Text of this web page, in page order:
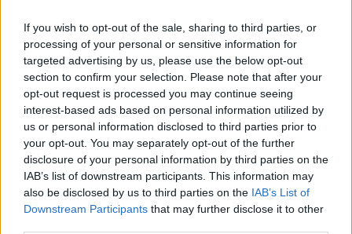
If you wish to opt-out of the sale, sharing to third parties, or
processing of your personal or sensitive information for
targeted advertising by us, please use the below opt-out
section to confirm your selection. Please note that after your
opt-out request is processed you may continue seeing
interest-based ads based on personal information utilized by
us or personal information disclosed to third parties prior to
your opt-out. You may separately opt-out of the further
disclosure of your personal information by third parties on the
IAB’s list of downstream participants. This information may
also be disclosed by us to third parties on the IAB’s List of
Downstream Participants that may further disclose it to other
Minka 11. rész
T. szereti a fiatal lányokat 14. rész
Pedig szóltam… – Miért nem hiszünk a